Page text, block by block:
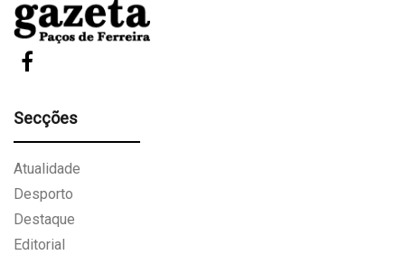
Secções
Atualidade
Desporto
Destaque
Editorial